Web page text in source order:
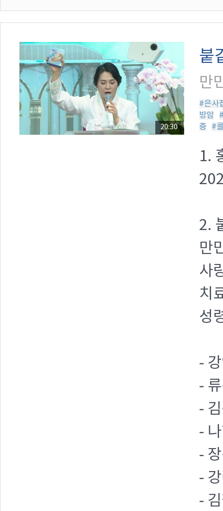
20:30
붙
만
#은사
방암
증
#
1.
2.
만
사
치
성
-
-
-
-
-
-
-